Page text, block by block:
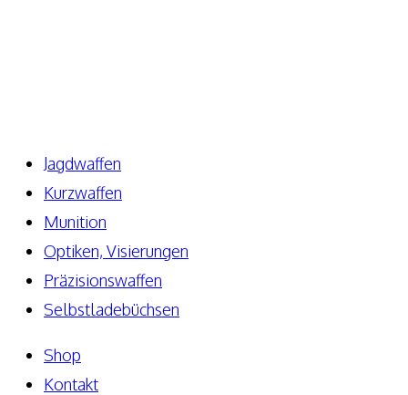
Jagdwaffen
Kurzwaffen
Munition
Optiken, Visierungen
Präzisionswaffen
Selbstladebüchsen
Shop
Kontakt